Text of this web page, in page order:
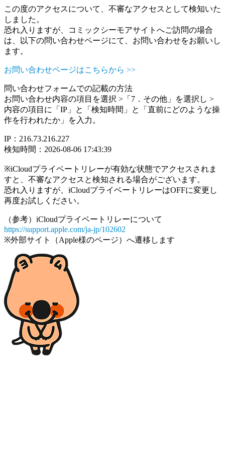
この度のアクセスについて、不審なアクセスとして検知いた
しました。
恐れ入りますが、コミックシーモアサイトへご訪問の場合
は、以下の問い合わせページにて、お問い合わせをお願いし
ます。
お問い合わせページはこちらから >>
問い合わせフォームでの記載の方法
お問い合わせ内容の項目を選択 >「7．その他」を選択し >
内容の項目に「IP」と「検知時間」と「直前にどのような操
作を行われたか」を入力。
IP：216.73.216.227
検知時間：2026-08-06 17:43:39
※iCloudプライベートリレーが有効な状態でアクセスされま
すと、不審なアクセスと検知される場合がございます。
恐れ入りますが、iCloudプライベートリレーはOFFに変更し
再度お試しください。
（参考）iCloudプライベートリレーについて
https://support.apple.com/ja-jp/102602
※外部サイト（Apple様のページ）へ遷移します